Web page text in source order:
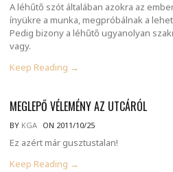
A léhűtő szót általában azokra az
ínyükre a munka, megpróbálnak a
Pedig bizony a léhűtő ugyanolyan
vagy.
Keep Reading →
MEGLEPŐ VÉLEMÉNY AZ UTCÁRÓL
BY KGA ON 2011/10/25
Ez azért már gusztustalan!
Keep Reading →